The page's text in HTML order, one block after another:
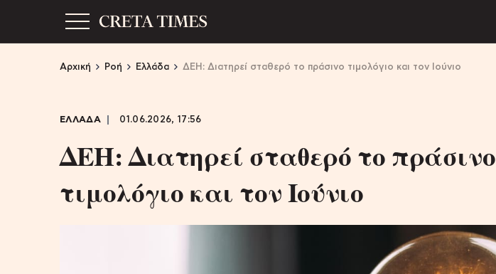
Αρχική Ροή Ελλάδα ΔΕΗ: Διατηρεί σταθερό το πράσινο τιμολόγιο και τον Ιούνιο
ΕΛΛΑΔΑ 01.06.2026, 17:56
ΔΕΗ: Διατηρεί σταθερό το πράσινο
τιμολόγιο και τον Ιούνιο